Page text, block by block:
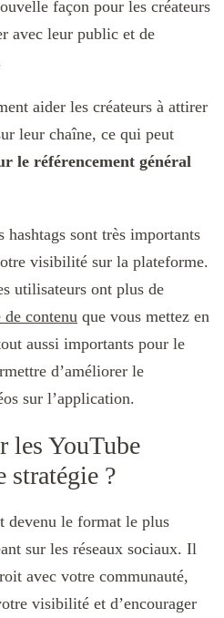
façon pour les créateurs
avec leur public et de
aider les créateurs à attirer
leur chaîne, ce qui peut
le référencement général
sont très importants
visibilité sur la plateforme.
utilisateurs ont plus de
de contenu que vous mettez en
aussi importants pour le
d’améliorer le
sur l’application.
les YouTube
stratégie ?
devenu le format le plus
sur les réseaux sociaux. Il
avec votre communauté,
visibilité et d’encourager